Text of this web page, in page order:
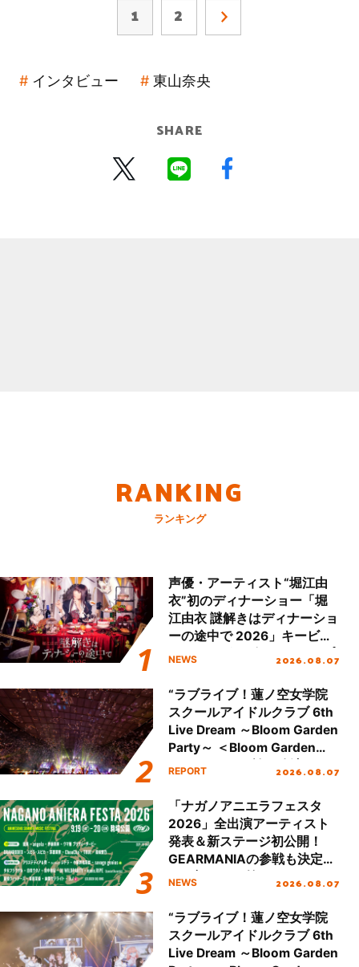
1 2
インタビュー 東山奈央
SHARE
RANKING
ランキング
声優・アーティスト“堀江由
衣”初のディナーショー「堀
江由衣 謎解きはディナーショ
ーの途中で 2026」キービジ
ュアル＆グッズラインナップ
NEWS 2026.08.07
“ラブライブ！蓮ノ空女学院
スクールアイドルクラブ 6th
Live Dream ～Bloom Garden
Party～ ＜Bloom Garden
Party Stage／埼玉公演＞”
REPORT 2026.08.07
「ナガノアニエラフェスタ
2026」全出演アーティスト
発表＆新ステージ初公開！
GEARMANIAの参戦も決定
し、初となる第3ステージの
NEWS 2026.08.07
“ラブライブ！蓮ノ空女学院
スクールアイドルクラブ 6th
Live Dream ～Bloom Garden